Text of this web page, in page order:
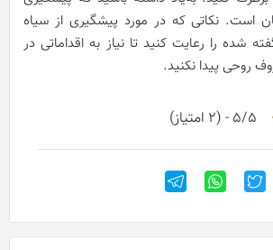
است. نکاتی که در مورد پیشگیری از سیاه
شده را رعایت کنید تا نیاز به اقداماتی در
روحی پیدا نکنید.
5/5 - (2 امتیاز)